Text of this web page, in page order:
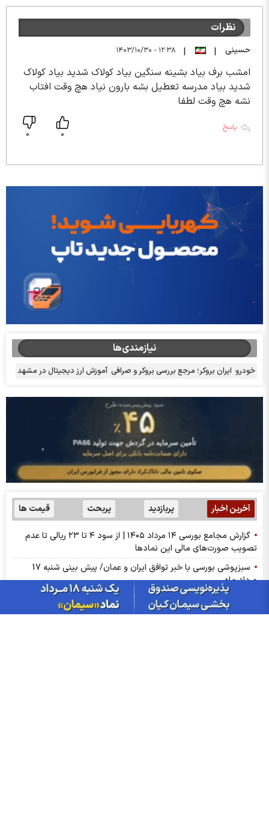
نظرات
حسینی |
| ۱۲:۳۸ - ۱۴۰۳/۱۰/۳۰
امشب برف بیاد بشینه سنگین بیاد کولاک شدید بیاد کولاک
شدید بیاد مدرسه تعطیل بشه بارون نیاد هچ وقت افتاب
نشه هچ وقت لطفا
پاسخ
0
0
نیازمندی‌ها
خودرو ایران بروکر؛ مرجع بررسی بروکر و صرافی آموزش ارز دیجیتال در مشهد
آخرین اخبار پربازدید پربحث قیمت ها
گزارش مجامع بورسی ۱۴ مرداد ۱۴۰۵ | از سود ۴ تا ۲۳ ریالی تا عدم
تصویب صورت‌های مالی این نماد‌ها
سبزپوشی بورسی با خبر توافق ایران و عمان/ پیش بینی شنبه 17
مرداد ماه
از درآمد ثابت تا طلا؛ آشنایی با صندوق‌های سرمایه‌گذاری ترنج